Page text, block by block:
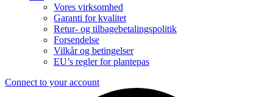
Vores virksomhed
Garanti for kvalitet
Retur- og tilbagebetalingspolitik
Forsendelse
Vilkår og betingelser
EU’s regler for plantepas
Connect to your account